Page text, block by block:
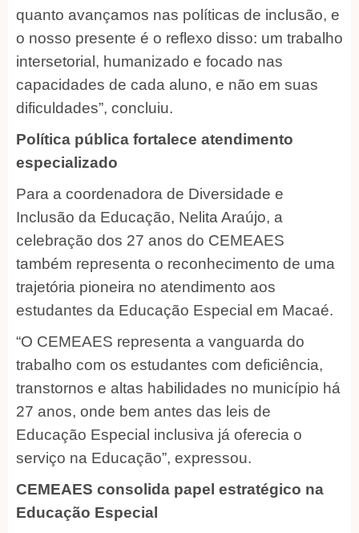
quanto avançamos nas políticas de inclusão, e
o nosso presente é o reflexo disso: um trabalho
intersetorial, humanizado e focado nas
capacidades de cada aluno, e não em suas
dificuldades”, concluiu.
Política pública fortalece atendimento
especializado
Para a coordenadora de Diversidade e
Inclusão da Educação, Nelita Araújo, a
celebração dos 27 anos do CEMEAES
também representa o reconhecimento de uma
trajetória pioneira no atendimento aos
estudantes da Educação Especial em Macaé.
“O CEMEAES representa a vanguarda do
trabalho com os estudantes com deficiência,
transtornos e altas habilidades no município há
27 anos, onde bem antes das leis de
Educação Especial inclusiva já oferecia o
serviço na Educação”, expressou.
CEMEAES consolida papel estratégico na
Educação Especial